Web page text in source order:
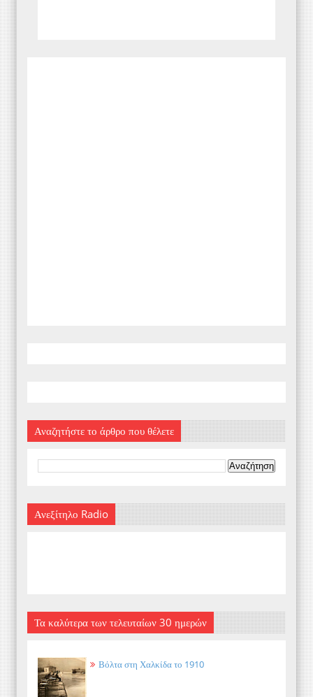
Αναζητήστε το άρθρο που θέλετε
Ανεξίτηλο Radio
Τα καλύτερα των τελευταίων 30 ημερών
Βόλτα στη Χαλκίδα το 1910